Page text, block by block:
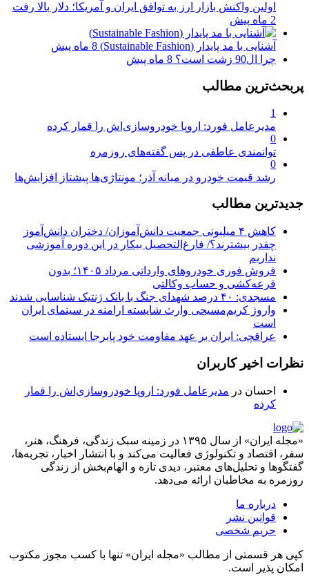
اولین واکنش بازار ارز به توافق ایران و آمریکا؛ دلار بالا رفت
2 ماه پیش
آشنایی با مد پایدار (Sustainable Fashion)
8 ماه پیش
چرا ال90 زشت است؟
8 ماه پیش
پربحث‌ترین مطالب
1
مدیرعامل فورد: اروپا خودروسازی‌اش را قمار کرده
0
توانمندی عاطفی در پس گفته‌های روزمره
0
رشد قیمت خودرو در میانه آذر؛ مونتاژی‌ها پیشتاز افزایش‌ها
جدیدترین مطالب
کاهش ۴ میلیونی جمعیت دانش‌آموزان/ دختران دانش‌آموز
چقدر بیشترند؟/ فارغ‌التحصیل بیکار در این دوره آموزشی
نداریم
فروش فوری خودروهای وارداتی مرداد ۱۴۰۵؛ بدون
قرعه‌کشی و حساب وکالتی
مسجدی: ۴۰ درصد شهدای جنگ با بانک ژنتیک شناسایی شدند
واروژ کریم‌مسیحی وارث شایسته ارامنه در سینمای ایران
است
عراقچی: ایران بر عهد مقاومت خود پابرجا ایستاده است
نظرات اخیر کاربران
احسان در مدیرعامل فورد: اروپا خودروسازی‌اش را قمار
کرده
«مجله ایران» از سال ۱۳۹۵ در زمینه سبک زندگی، فرهنگ، هنر،
سفر، اقتصاد و تکنولوژی فعالیت می‌کند و با انتشار اخبار، تجربه‌ها،
گفتگوها و تحلیل‌های معتبر، دیدی تازه و الهام‌بخش از زندگی
روزمره به مخاطبان ارائه می‌دهد.
درباره ما
قوانین نشر
حریم شخصی
کپی هر قسمتی از مطالب «مجله ایران» تنها با کسب مجوز مکتوب
امکان پذیر است.